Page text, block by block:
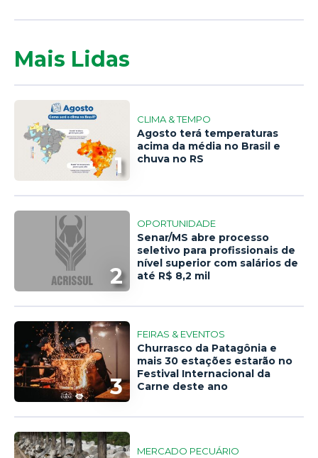
Mais Lidas
1
CLIMA & TEMPO
Agosto terá temperaturas
acima da média no Brasil e
chuva no RS
2
OPORTUNIDADE
Senar/MS abre processo
seletivo para profissionais de
nível superior com salários de
até R$ 8,2 mil
3
FEIRAS & EVENTOS
Churrasco da Patagônia e
mais 30 estações estarão no
Festival Internacional da
Carne deste ano
MERCADO PECUÁRIO